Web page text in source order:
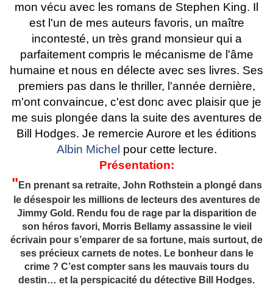
mon vécu avec les romans de Stephen King. Il
est l'un de mes auteurs favoris, un maître
incontesté, un très grand monsieur qui a
parfaitement compris le mécanisme de l'âme
humaine et nous en délecte avec ses livres. Ses
premiers pas dans le thriller, l'année dernière,
m'ont convaincue, c'est donc avec plaisir que je
me suis plongée dans la suite des aventures de
Bill Hodges. Je remercie Aurore et les éditions
Albin Michel pour cette lecture.
Présentation:
" En prenant sa retraite, John Rothstein a plongé dans
le désespoir les millions de lecteurs des aventures de
Jimmy Gold. Rendu fou de rage par la disparition de
son héros favori, Morris Bellamy assassine le vieil
écrivain pour s’emparer de sa fortune, mais surtout, de
ses précieux carnets de notes. Le bonheur dans le
crime ? C’est compter sans les mauvais tours du
destin… et la perspicacité du détective Bill Hodges.